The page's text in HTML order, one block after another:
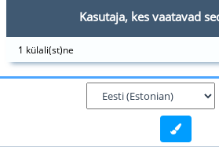
Kasutaja, kes vaatavad
1 külali(st)ne